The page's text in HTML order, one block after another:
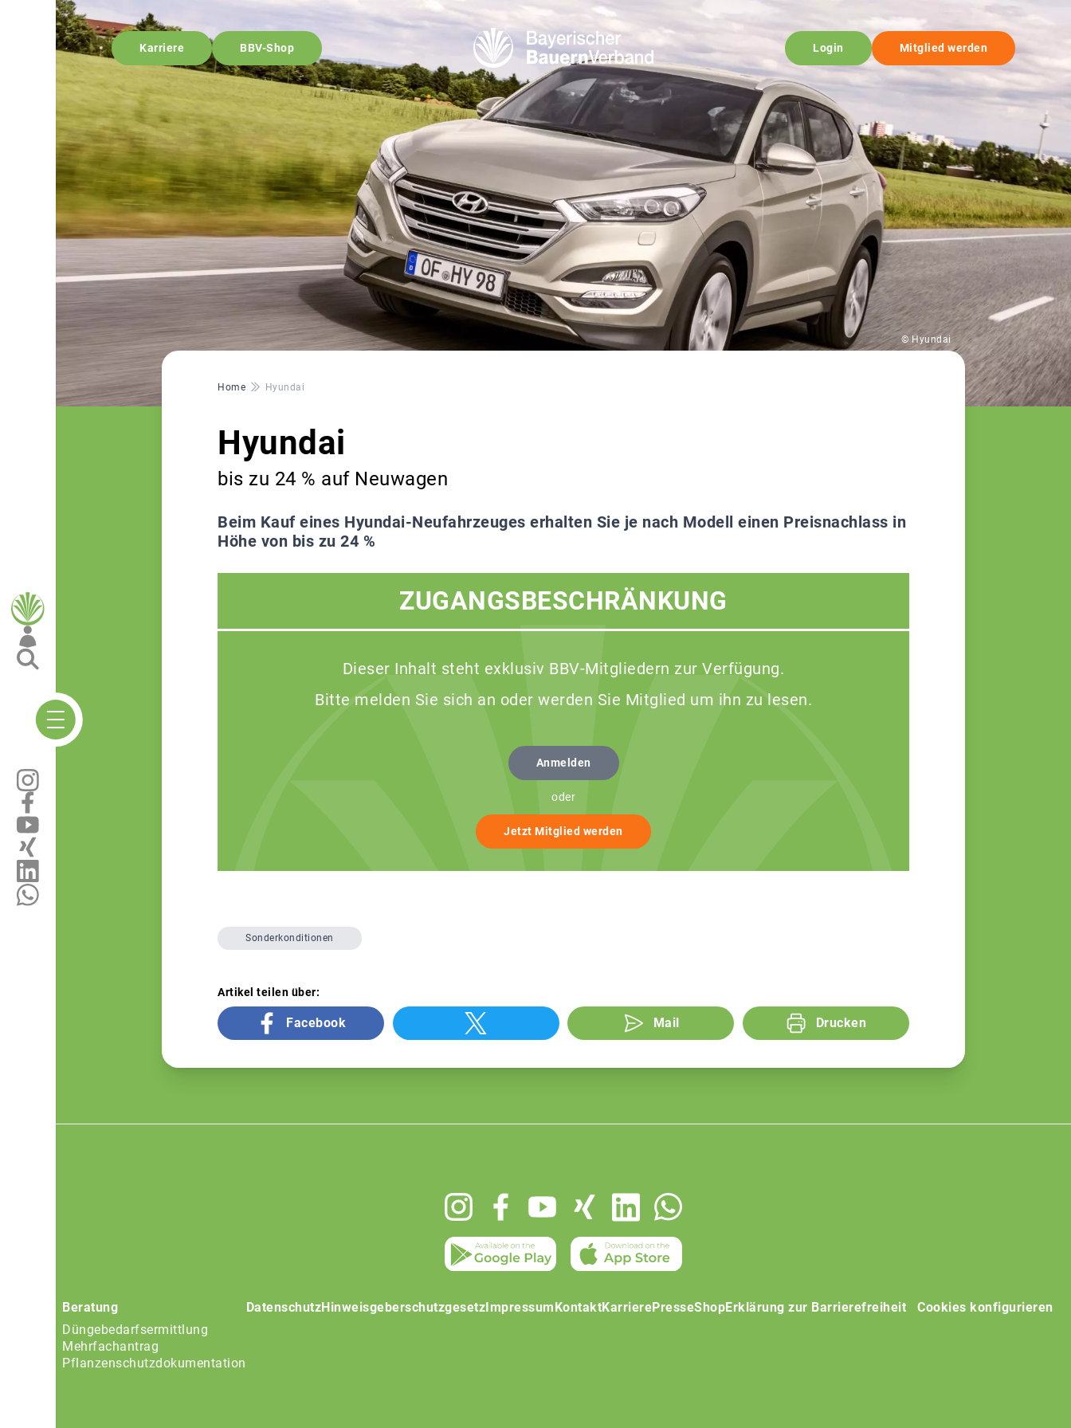
Karriere BBV-Shop Login Mitglied werden
© Hyundai
Pfadnavigation
Home Hyundai
Hyundai
bis zu 24 % auf Neuwagen
Beim Kauf eines Hyundai-Neufahrzeuges erhalten Sie je nach Modell einen Preisnachlass in
Höhe von bis zu 24 %
ZUGANGSBESCHRÄNKUNG
Dieser Inhalt steht exklusiv BBV-Mitgliedern zur Verfügung.
Bitte melden Sie sich an oder werden Sie Mitglied um ihn zu lesen.
Anmelden
oder
Jetzt Mitglied werden
Sonderkonditionen
Artikel teilen über:
Facebook Mail Drucken
Beratung
Düngebedarfsermittlung
Mehrfachantrag
Pflanzenschutzdokumentation
DatenschutzHinweisgeberschutzgesetzImpressumKontaktKarrierePresseShopErklärung zur Barrierefreiheit Cookies konfigurieren